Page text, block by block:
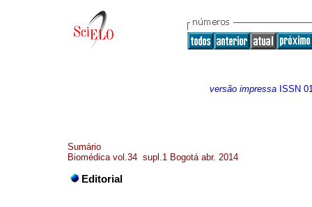
versão impressa ISSN
Sumário
Biomédica vol.34 supl.1 Bogotá abr. 2014
Editorial